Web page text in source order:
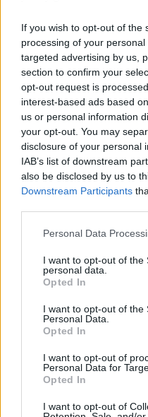
If you wish to opt-out of the
processing of your
targeted advertising by us,
section to confirm your
opt-out request is
interest-based ads based
us or personal information
your opt-out. You may
disclosure of your personal
IAB’s list of downstream
also be disclosed by us to
Downstream Participants
Please note that this
not limited to your visit or
grant or deny consent to
use your data for below
consent section.
Personal Data
I want to opt-out of the
personal data.
Opted In
I want to opt-out of the
Personal Data.
Opted In
I want to opt-out of
Personal Data for
Opted In
I want to opt-out of